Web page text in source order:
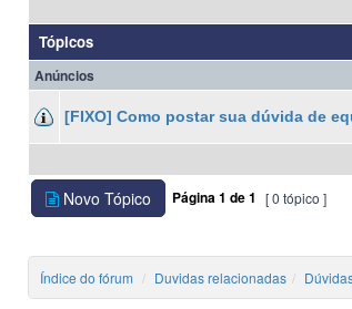
Tópicos
Anúncios
[FIXO] Como postar sua dúvida de
Novo Tópico Página1 de1 [ 0 tópico ]
Índice do fórum Duvidas relacionadas